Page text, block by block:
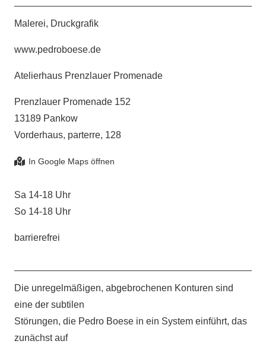
Malerei, Druckgrafik
www.pedroboese.de
Atelierhaus Prenzlauer Promenade
Prenzlauer Promenade 152
13189 Pankow
Vorderhaus, parterre, 128
Sa 14-18 Uhr
So 14-18 Uhr
barrierefrei
Die unregelmäßigen, abgebrochenen Konturen sind
eine der subtilen
Störungen, die Pedro Boese in ein System einführt, das
zunächst auf